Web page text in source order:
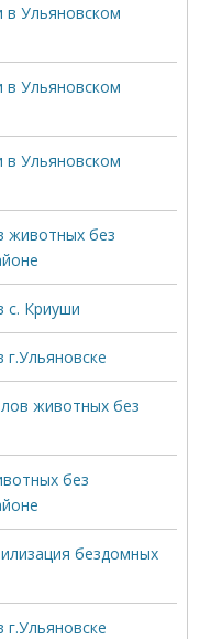
в Ульяновском
в Ульяновском
в Ульяновском
животных без
с. Криуши
животных без
без
бездомных